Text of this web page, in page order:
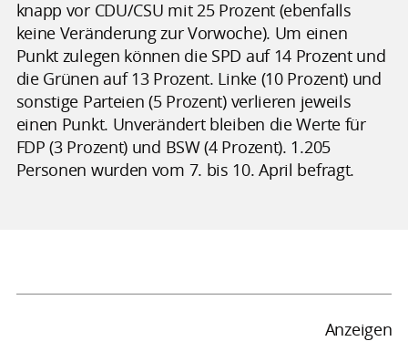
knapp vor CDU/CSU mit 25 Prozent (ebenfalls
keine Veränderung zur Vorwoche). Um einen
Punkt zulegen können die SPD auf 14 Prozent und
die Grünen auf 13 Prozent. Linke (10 Prozent) und
sonstige Parteien (5 Prozent) verlieren jeweils
einen Punkt. Unverändert bleiben die Werte für
FDP (3 Prozent) und BSW (4 Prozent). 1.205
Personen wurden vom 7. bis 10. April befragt.
Anzeigen